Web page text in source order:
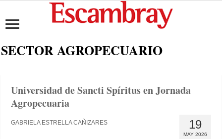
SECTOR AGROPECUARIO
Universidad de Sancti Spíritus en Jornada
Agropecuaria
19
MAY 2026
GABRIELA ESTRELLA CAÑIZARES